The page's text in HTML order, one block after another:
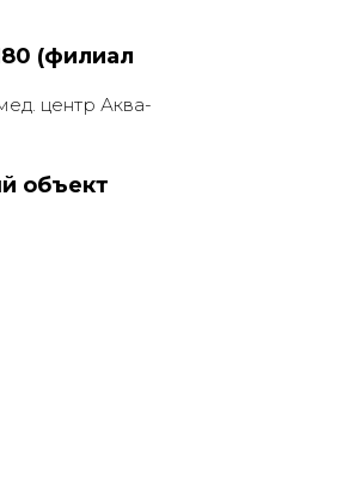
(филиал
центр Аква-
объект